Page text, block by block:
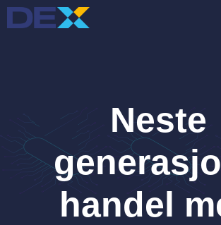
Hopp
til
Neste
handel